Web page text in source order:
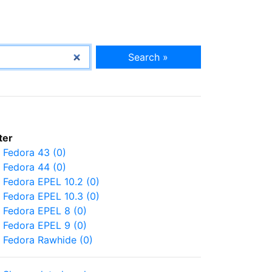
Search »
Fedora 43 (0)
Fedora 44 (0)
Fedora EPEL 10.2 (0)
Fedora EPEL 10.3 (0)
Fedora EPEL 8 (0)
Fedora EPEL 9 (0)
Fedora Rawhide (0)